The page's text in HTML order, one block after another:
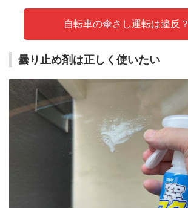
自転車の傘さし運転は違反？
曇り止め剤は正しく使いたい